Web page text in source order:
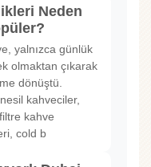
Neden
yalnızca günlük
olmaktan çıkarak
dönüştü.
kahveciler,
kahve
cold b